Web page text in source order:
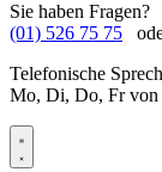
Sie haben Fragen?
(01) 526 75 75
Telefonische
Mo, Di, Do, Fr von